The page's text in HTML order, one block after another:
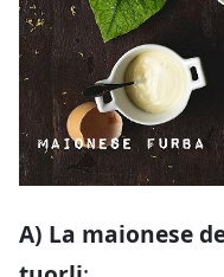
A) La maionese